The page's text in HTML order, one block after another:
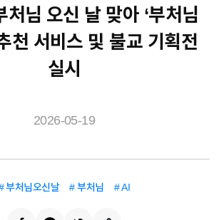
처님 오신 날 맞아 ‘부처님
천 서비스 및 불교 기획전
실시
2026-05-19
부처님오신날 # 부처님 # AI